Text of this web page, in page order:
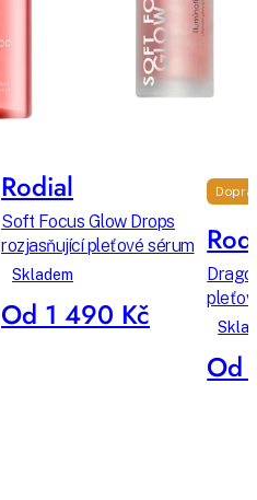
Rodial
Soft Focus Glow Drops
rozjasňující pleťové sérum
Skladem
Od 1 490 Kč
Od